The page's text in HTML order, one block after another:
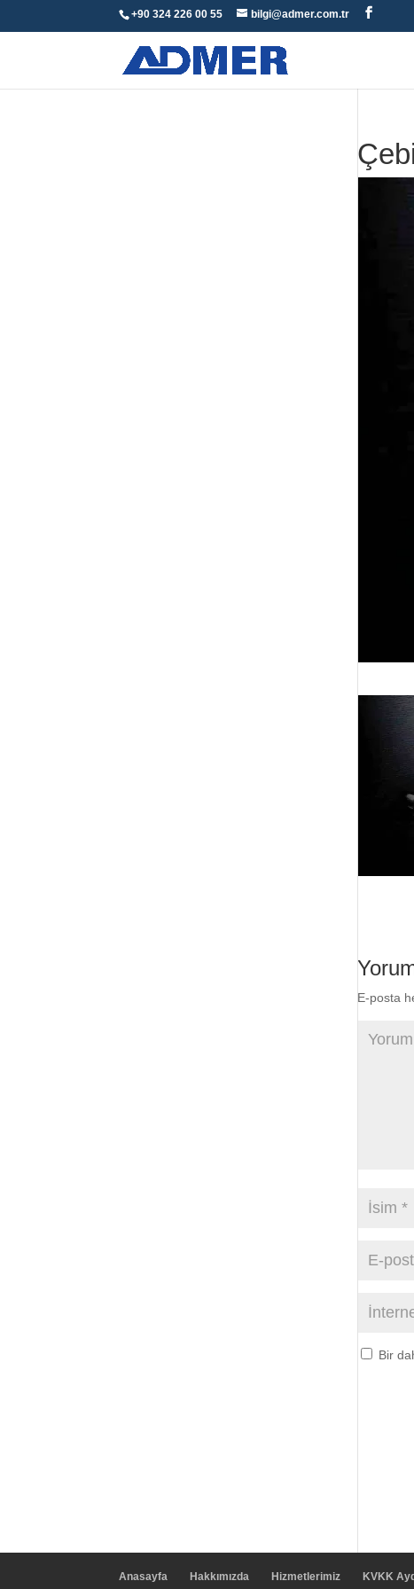
+90 324 226 00 55 bilgi@admer.com.tr
E-posta
Bir
Anasayfa Hakkımızda Hizmetlerimiz KVKK